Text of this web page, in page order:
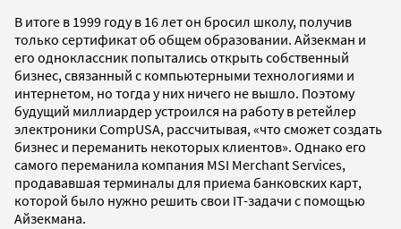
В итоге в 1999 году в 16 лет он бросил школу, получив
только сертификат об общем образовании. Айзекман и
его одноклассник попытались открыть собственный
бизнес, связанный с компьютерными технологиями и
интернетом, но тогда у них ничего не вышло. Поэтому
будущий миллиардер устроился на работу в ретейлер
электроники CompUSA, рассчитывая, «что сможет создать
бизнес и переманить некоторых клиентов». Однако его
самого переманила компания MSI Merchant Services,
продававшая терминалы для приема банковских карт,
которой было нужно решить свои IT-задачи с помощью
Айзекмана.